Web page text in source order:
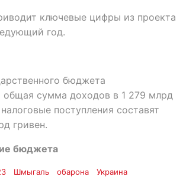
ключевые цифры из проекта
год.
бюджета
общая сумма доходов в 1 279 млрд
поступления составят
гривен.
бюджета
Шмыгаль обарона Украина